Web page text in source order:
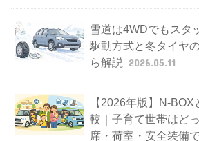
雪道は4WDでもスタ
駆動方式と冬タイヤ
ら解説
2026.05.11
【2026年版】N-
較｜子育て世帯はど
席・荷室・安全装備